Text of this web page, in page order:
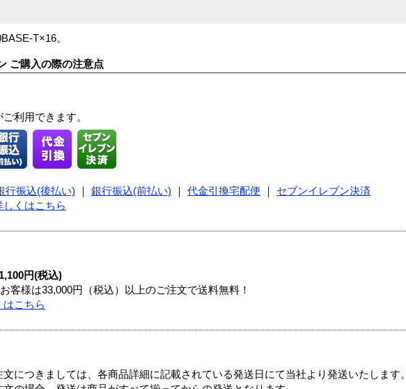
T×16。
ご購入の際の注意点
利用できます。
行振込(後払い) 銀行振込(前払い) 代金引換宅配便
セブンイレブン決済
くはこちら
円(税込)
客様は33,000円（税込）以上のご注文で送料無料！
こちら
につきましては、各商品詳細に記載されている発送日にて当社より発送いたします。